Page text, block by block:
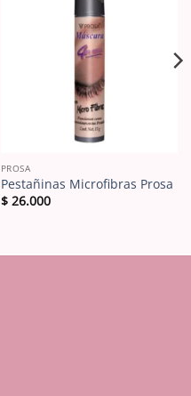
PROSA
Pestañinas Microfibras Prosa
$26.000